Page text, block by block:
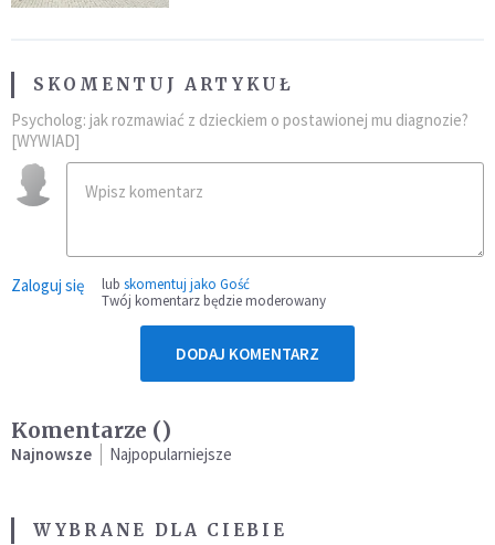
SKOMENTUJ ARTYKUŁ
Psycholog: jak rozmawiać z dzieckiem o postawionej mu diagnozie?
[WYWIAD]
Zaloguj się lub skomentuj jako Gość
Twój komentarz będzie moderowany
DODAJ KOMENTARZ
Komentarze ()
Najnowsze Najpopularniejsze
WYBRANE DLA CIEBIE